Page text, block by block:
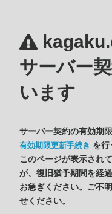
サーバー
います
サーバー契約の有効期
有効期限更新手続き を行
このページが表示され
が、復旧猶予期間を経
お急ぎください。ご不
せください。